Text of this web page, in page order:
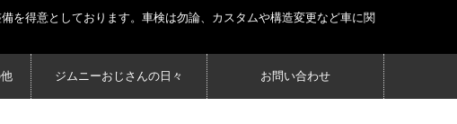
を得意としております。車検は勿論、カスタムや構造変更など車に関
ジムニーおじさんの日々 お問い合わせ